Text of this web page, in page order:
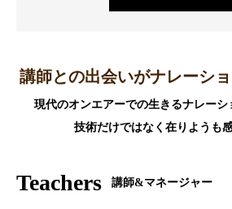
講師との出会いがナレーシ
現代のオンエアーでの生きるナレー
技術だけではなく在りようも
Teachers 講師&マネージャー